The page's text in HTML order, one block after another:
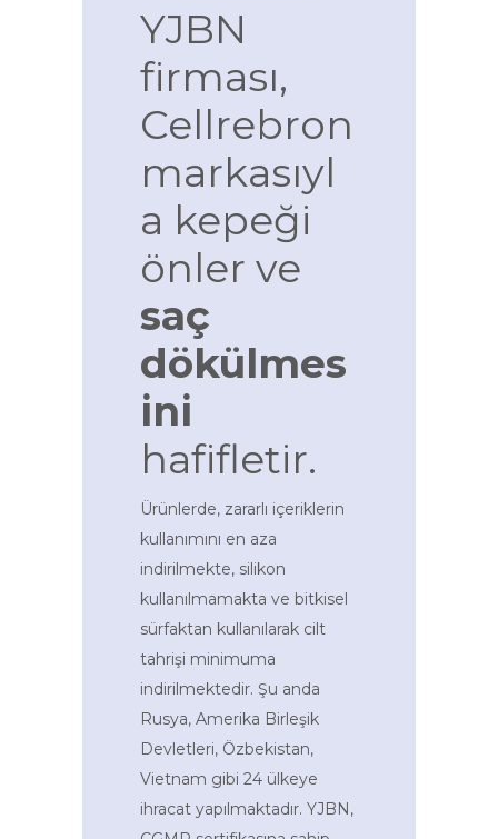
YJBN
firması,
Cellrebron
markasıyl
a kepeği
önler ve
saç
dökülmes
ini
hafifletir.
Ürünlerde, zararlı içeriklerin
kullanımını en aza
indirilmekte, silikon
kullanılmamakta ve bitkisel
sürfaktan kullanılarak cilt
tahrişi minimuma
indirilmektedir. Şu anda
Rusya, Amerika Birleşik
Devletleri, Özbekistan,
Vietnam gibi 24 ülkeye
ihracat yapılmaktadır. YJBN,